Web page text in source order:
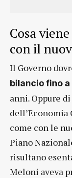
Cosa
con il
Il Governo
bilancio fino a
anni. Oppure
come con le
Piano
risultano
Meloni aveva